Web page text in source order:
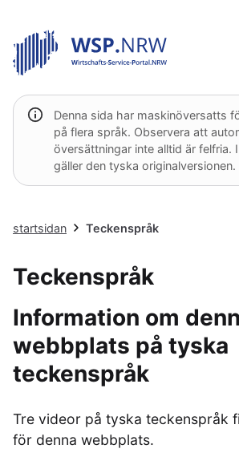
Denna sida har maskinöversatts
på flera språk. Observera att
översättningar inte alltid är felfria.
gäller den tyska originalversionen.
startsidan Teckenspråk
Teckenspråk
Information om
webbplats på tyska
teckenspråk
Tre videor på tyska teckenspråk
för denna webbplats.